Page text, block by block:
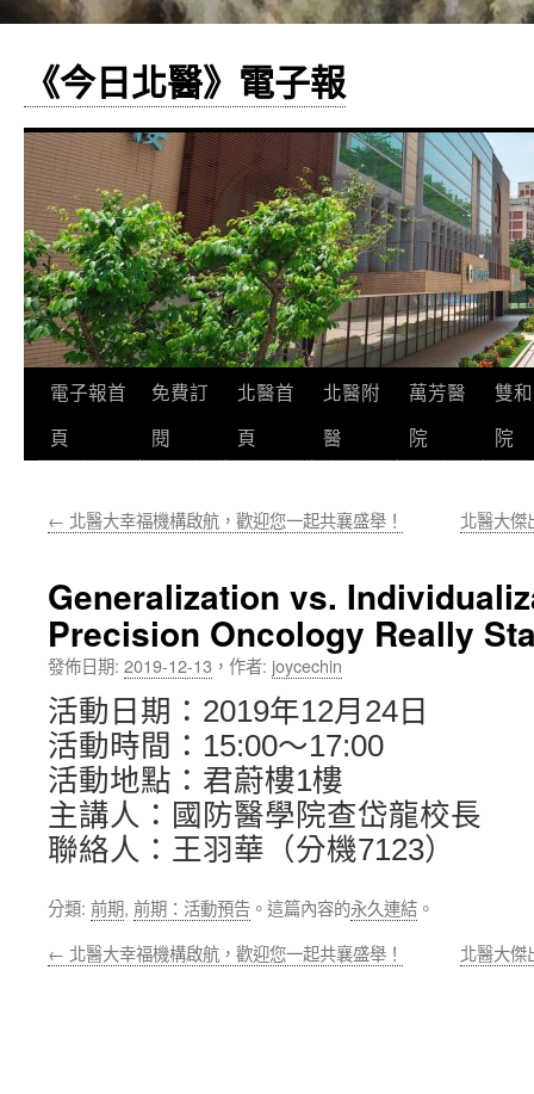
《今日北醫》電子報
跳
至
要
容
電子報首
頁
免費訂
閱
北醫首
頁
北醫附
醫
萬芳醫
院
雙
院
← 北醫大幸福機構啟航，歡迎您一起共襄盛舉！ 北醫大傑
Generalization vs.
Precision Oncology Really
發佈日期: 2019-12-13 ， 作者: joycechin
活動日期：2019年12月24日
活動時間：15:00～17:00
活動地點：君蔚樓1樓
主講人：國防醫學院查岱龍校長
聯絡人：王羽華（分機7123）
分類: 前期, 前期：活動預告 。這篇內容的永久連結 。
← 北醫大幸福機構啟航，歡迎您一起共襄盛舉！ 北醫大傑